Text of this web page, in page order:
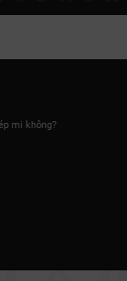
mi không?